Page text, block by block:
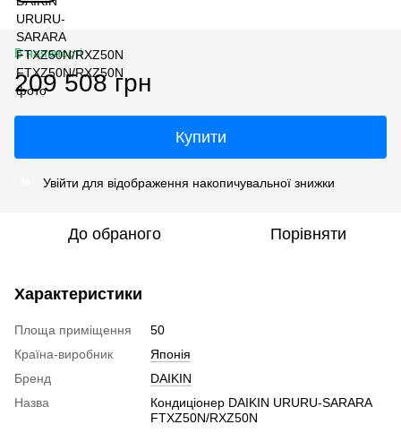
В наявності
209 508 грн
Купити
Увійти для відображення накопичувальної знижки
До обраного Порівняти
Характеристики
Площа приміщення
50
Країна-виробник
Японія
Бренд
DAIKIN
Назва
Кондиціонер DAIKIN URURU-SARARA
FTXZ50N/RXZ50N